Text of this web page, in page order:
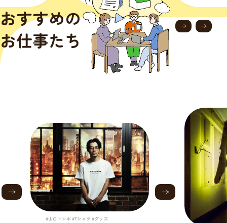
おすすめの
お仕事たち
#山口トンボ #Tシャツ #グッズ